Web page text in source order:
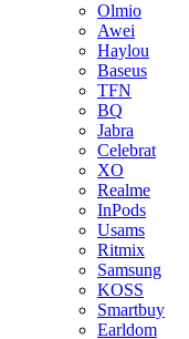
Olmio
Awei
Haylou
Baseus
TFN
BQ
Jabra
Celebrat
XO
Realme
InPods
Usams
Ritmix
Samsung
KOSS
Smartbuy
Earldom